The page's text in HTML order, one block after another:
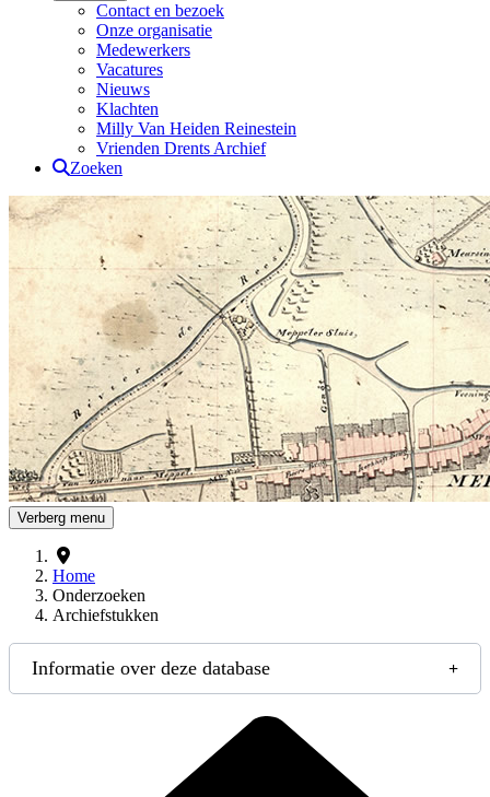
Contact en bezoek
Onze organisatie
Medewerkers
Vacatures
Nieuws
Klachten
Milly Van Heiden Reinestein
Vrienden Drents Archief
Zoeken
Drents Archief
Verberg menu
Home
Onderzoeken
Archiefstukken
Informatie over deze database